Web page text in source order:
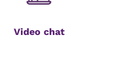
Video chat